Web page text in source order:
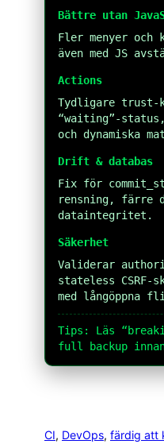
Bättre utan
Fler menyer och
även med JS
Actions
Tydligare trust-
“waiting”-
och dynamiska
Drift & databas
Fix för
rensning, färre
dataintegritet.
Säkerhet
Validerar
stateless CSRF-
med långöppna
Tips: Läs
full backup
CI, DevOps, färdig att